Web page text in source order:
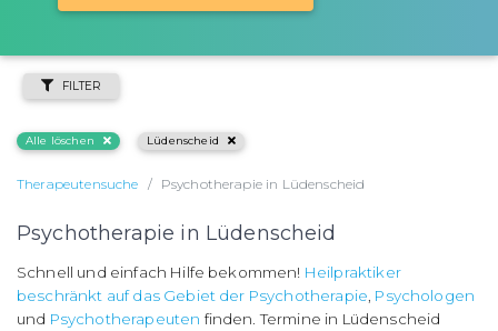
FILTER
Alle löschen Lüdenscheid
Therapeutensuche Psychotherapie in Lüdenscheid
Psychotherapie in Lüdenscheid
Schnell und einfach Hilfe bekommen! Heilpraktiker
beschränkt auf das Gebiet der Psychotherapie Psychologen
und Psychotherapeuten finden. Termine in Lüdenscheid